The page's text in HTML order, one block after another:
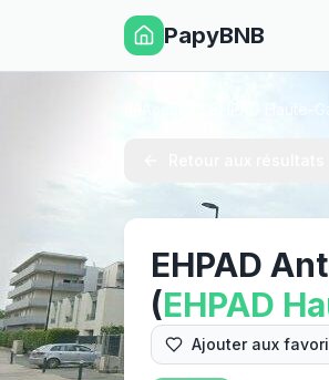
PapyBNB
EHPAD Haute-
EHPAD
(EHPAD
Ajouter aux